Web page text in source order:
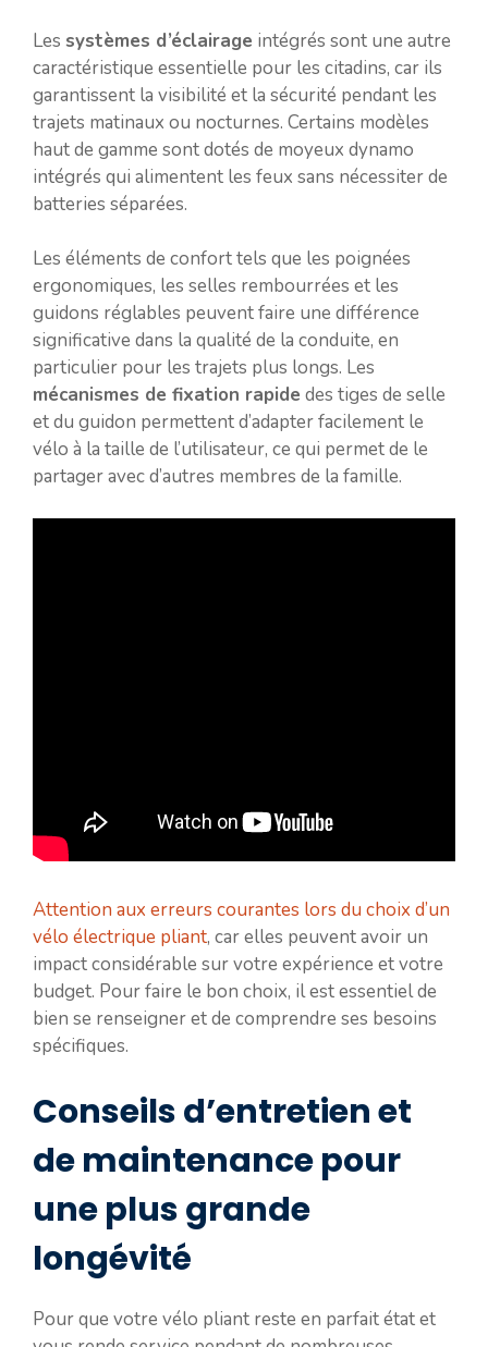
Les systèmes d’éclairage intégrés sont une autre
caractéristique essentielle pour les citadins, car ils
garantissent la visibilité et la sécurité pendant les
trajets matinaux ou nocturnes. Certains modèles
haut de gamme sont dotés de moyeux dynamo
intégrés qui alimentent les feux sans nécessiter de
batteries séparées.
Les éléments de confort tels que les poignées
ergonomiques, les selles rembourrées et les
guidons réglables peuvent faire une différence
significative dans la qualité de la conduite, en
particulier pour les trajets plus longs. Les
mécanismes de fixation rapide des tiges de selle
et du guidon permettent d’adapter facilement le
vélo à la taille de l’utilisateur, ce qui permet de le
partager avec d’autres membres de la famille.
Attention aux erreurs courantes lors du choix d’un
vélo électrique pliant, car elles peuvent avoir un
impact considérable sur votre expérience et votre
budget. Pour faire le bon choix, il est essentiel de
bien se renseigner et de comprendre ses besoins
spécifiques.
Conseils d’entretien et
de maintenance pour
une plus grande
longévité
Pour que votre vélo pliant reste en parfait état et